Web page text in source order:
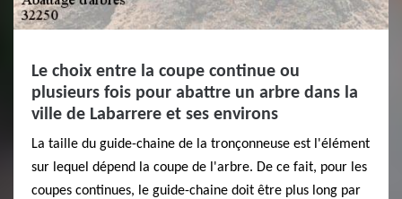
Le choix entre la coupe continue ou
plusieurs fois pour abattre un arbre dans la
ville de Labarrere et ses environs
La taille du guide-chaine de la tronçonneuse est l'élément
sur lequel dépend la coupe de l'arbre. De ce fait, pour les
coupes continues, le guide-chaine doit être plus long par